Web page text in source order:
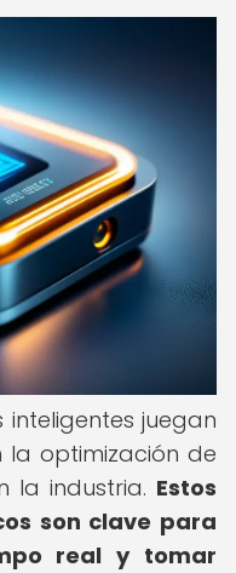
inteligentes juegan
optimización de
la industria. Estos
son clave para
real y tomar